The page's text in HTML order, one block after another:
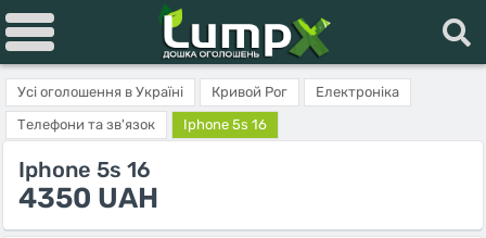
Усі оголошення в Україні Кривой Рог
Електроніка
Телефони та зв'язок
Iphone 5s 16
Iphone 5s 16
4350 UAH